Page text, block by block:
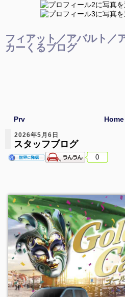
フィアット／アバルト／
カーくるブログ
Prv Home
2026年5月6日
スタッフブログ
0